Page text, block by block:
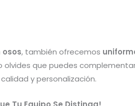
, también ofrecemos
olvides que puedes
y personalización.